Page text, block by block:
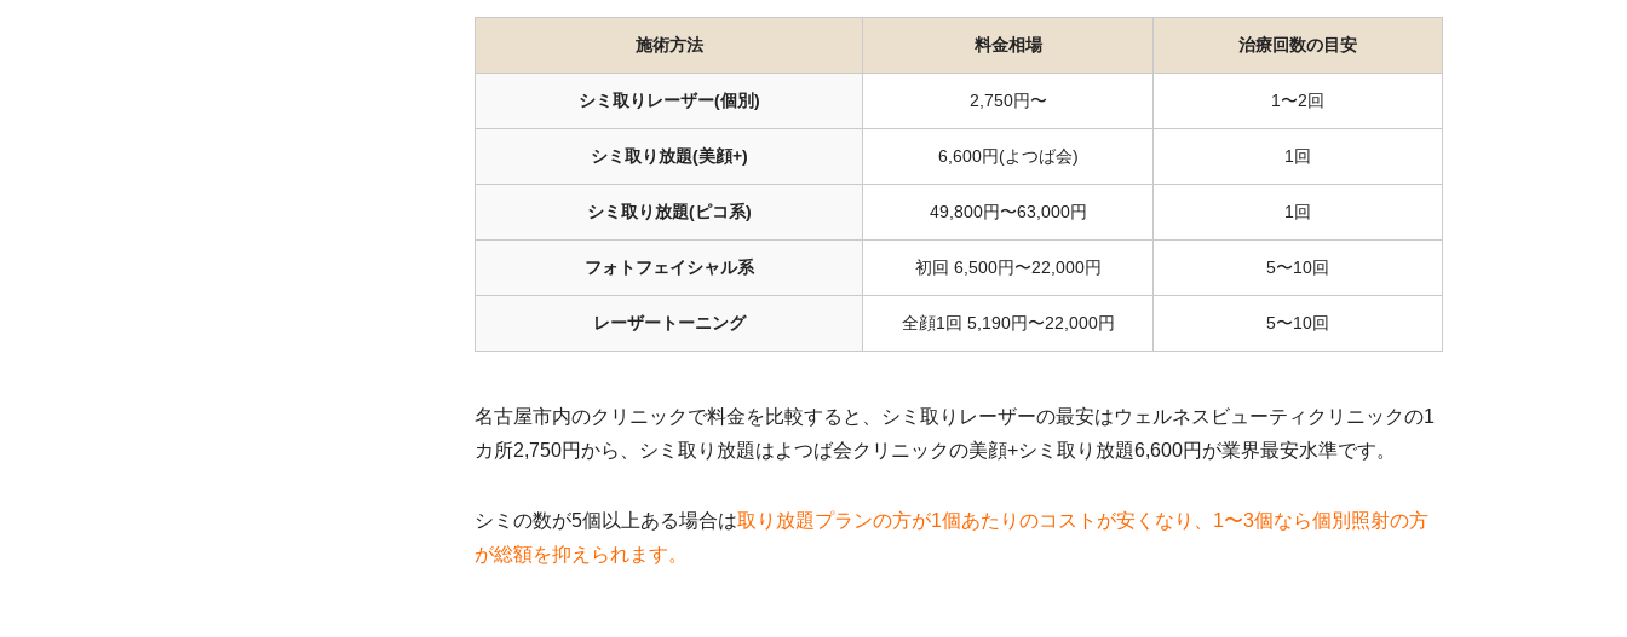
施術方法 料金相場 治療回数の目安
シミ取りレーザー(個別) 2,750円〜 1〜2回
シミ取り放題(美顔+) 6,600円(よつば会) 1回
シミ取り放題(ピコ系) 49,800円〜63,000円 1回
フォトフェイシャル系 初回 6,500円〜22,000円 5〜10回
レーザートーニング 全顔1回 5,190円〜22,000円 5〜10回
名古屋市内のクリニックで料金を比較すると、シミ取りレーザーの最安はウェルネスビューティクリニックの1
カ所2,750円から、シミ取り放題はよつば会クリニックの美顔+シミ取り放題6,600円が業界最安水準です。
シミの数が5個以上ある場合は取り放題プランの方が1個あたりのコストが安くなり、1〜3個なら個別照射の方
が総額を抑えられます。